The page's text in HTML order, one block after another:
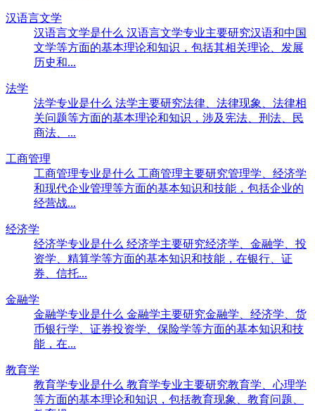
汉语言文学
汉语言文学是什么 汉语言文学专业主要研究汉语和中国
文学等方面的基本理论和知识，包括其相关理论、发展
历史和...
法学
法学专业是什么 法学主要研究法律、法律现象、法律相
关问题等方面的基本理论和知识，涉及宪法、刑法、民
商法、...
工商管理
工商管理专业是什么 工商管理主要研究管理学、经济学
和现代企业管理等方面的基本知识和技能，包括企业的
经营战...
经济学
经济学专业是什么 经济学主要研究经济学、金融学、投
资学、精算学等方面的基本知识和技能，在银行、证
券、信托...
金融学
金融学专业是什么 金融学主要研究金融学、经济学、货
币银行学、证券投资学、保险学等方面的基本知识和技
能，在...
教育学
教育学专业是什么 教育学专业主要研究教育学、心理学
等方面的基本理论和知识，包括教育现象、教育问题、